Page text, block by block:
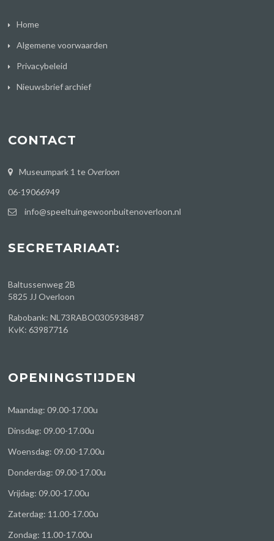
Home
Algemene voorwaarden
Privacybeleid
Nieuwsbrief archief
CONTACT
Museumpark 1 teOverloon
06-19066949
info@speeltuingewoonbuitenoverloon.nl
SECRETARIAAT:
Baltussenweg 2B
5825 JJ Overloon
Rabobank: NL73RABO0305938487
KvK: 63987716
OPENINGSTIJDEN
Maandag: 09.00-17.00u
Dinsdag: 09.00-17.00u
Woensdag: 09.00-17.00u
Donderdag: 09.00-17.00u
Vrijdag: 09.00-17.00u
Zaterdag: 11.00-17.00u
Zondag: 11.00-17.00u